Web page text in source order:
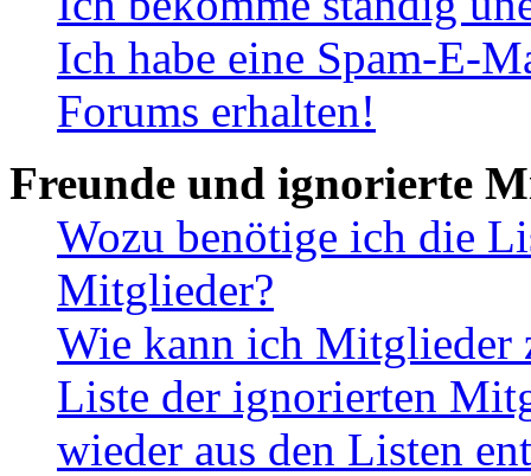
Ich habe eine Spam-E-
Forums erhalten!
Freunde und ignorierte
Wozu benötige ich die
Mitglieder?
Wie kann ich Mitglieder
Liste der ignorierten
wieder aus den Listen